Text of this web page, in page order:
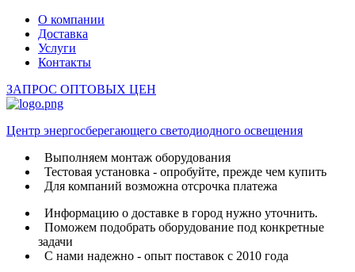
О компании
Доставка
Услуги
Контакты
ЗАПРОС ОПТОВЫХ ЦЕН
Центр энергосберегающего светодиодного освещения
Выполняем монтаж оборудования
Тестовая установка - опробуйте, прежде чем купить
Для компаний возможна отсрочка платежа
Информацию о доставке в город нужно уточнить.
Поможем подобрать оборудование под конкретные
задачи
С нами надежно - опыт поставок с 2010 года